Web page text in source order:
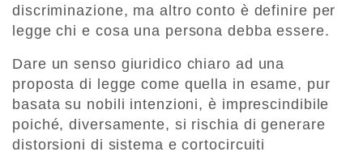
discriminazione, ma altro conto è definire per
legge chi e cosa una persona debba essere.
Dare un senso giuridico chiaro ad una
proposta di legge come quella in esame, pur
basata su nobili intenzioni, è imprescindibile
poiché, diversamente, si rischia di generare
distorsioni di sistema e cortocircuiti